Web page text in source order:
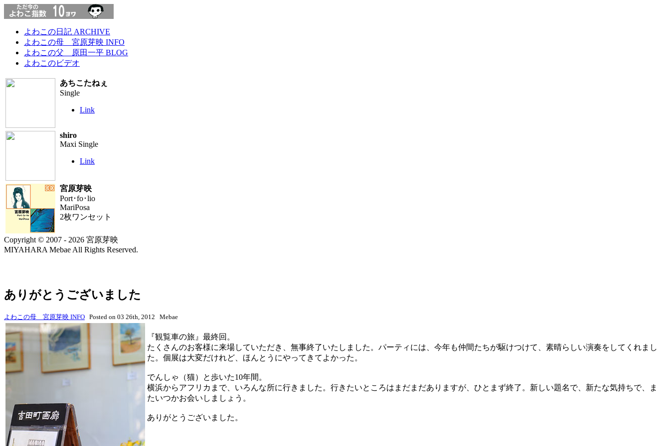
よわこの日記 ARCHIVE
よわこの母 宮原芽映 INFO
よわこの父 原田一平 BLOG
よわこのビデオ
あちこたねぇ
Single
Link
shiro
Maxi Single
Link
宮原芽映
Port･fo･lio
MariPosa
2枚ワンセット
Copyright © 2007 - 2026 宮原芽映
MIYAHARA Mebae All Rights Reserved.
ありがとうございました
よわこの母 宮原芽映 INFO Posted on 03 26th, 2012 Mebae
『観覧車の旅』最終回。
たくさんのお客様に来場していただき、無事終了いたしました。パーティには、今年も仲間たちが駆けつけて、素晴らしい演奏をしてくれまし
た。個展は大変だけれど、ほんとうにやってきてよかった。
でんしゃ（猫）と歩いた10年間。
横浜からアフリカまで、いろんな所に行きました。行きたいところはまだまだありますが、ひとまず終了。新しい題名で、新たな気持ちで、ま
たいつかお会いしましょう。
ありがとうございました。